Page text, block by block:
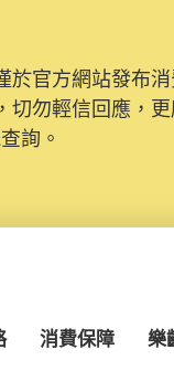
於官方網站發布
切勿輕信回應，
詢。
消費保障 樂